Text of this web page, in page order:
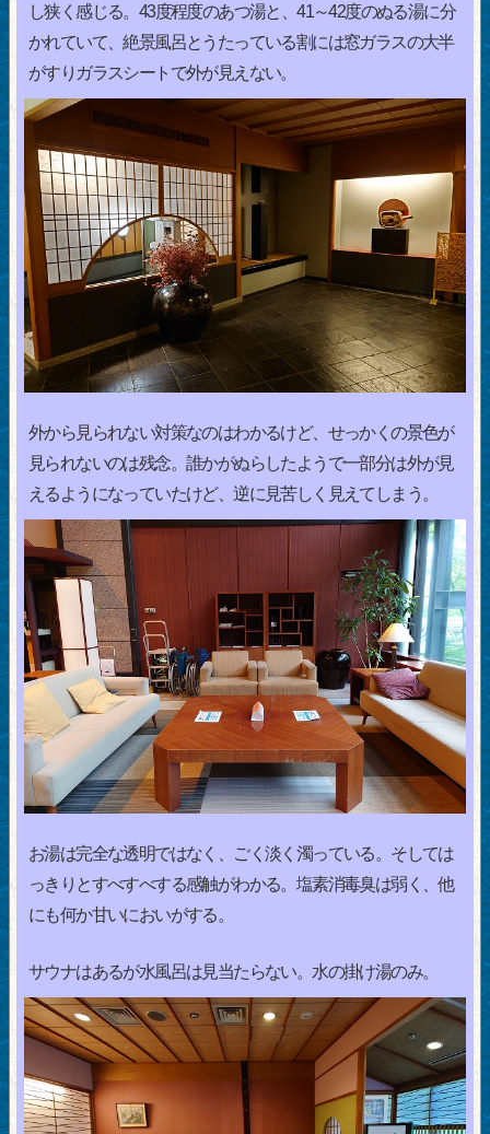
し狭く感じる。43度程度のあつ湯と、41～42度のぬる湯に分
かれていて、絶景風呂とうたっている割には窓ガラスの大半
がすりガラスシートで外が見えない。
外から見られない対策なのはわかるけど、せっかくの景色が
見られないのは残念。誰かがぬらしたようで一部分は外が見
えるようになっていたけど、逆に見苦しく見えてしまう。
お湯は完全な透明ではなく、ごく淡く濁っている。そしては
っきりとすべすべする感触がわかる。塩素消毒臭は弱く、他
にも何か甘いにおいがする。
サウナはあるが水風呂は見当たらない。水の掛け湯のみ。